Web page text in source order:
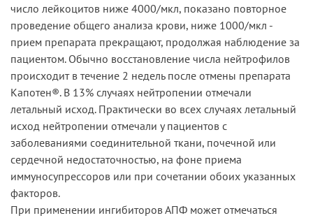
число лейкоцитов ниже 4000/мкл, показано повторное
проведение общего анализа крови, ниже 1000/мкл -
прием препарата прекращают, продолжая наблюдение за
пациентом. Обычно восстановление числа нейтрофилов
происходит в течение 2 недель после отмены препарата
Капотен®. В 13% случаях нейтропении отмечали
летальный исход. Практически во всех случаях летальный
исход нейтропении отмечали у пациентов с
заболеваниями соединительной ткани, почечной или
сердечной недостаточностью, на фоне приема
иммуносупрессоров или при сочетании обоих указанных
факторов.
При применении ингибиторов АПФ может отмечаться